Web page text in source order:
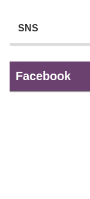
SNS
Facebook